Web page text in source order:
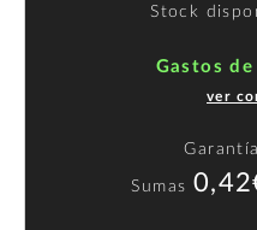
Stock
Gastos
ver
Sumas